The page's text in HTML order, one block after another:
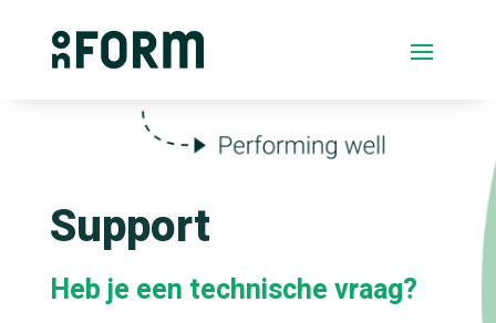
Support
Heb je een technische vraag?